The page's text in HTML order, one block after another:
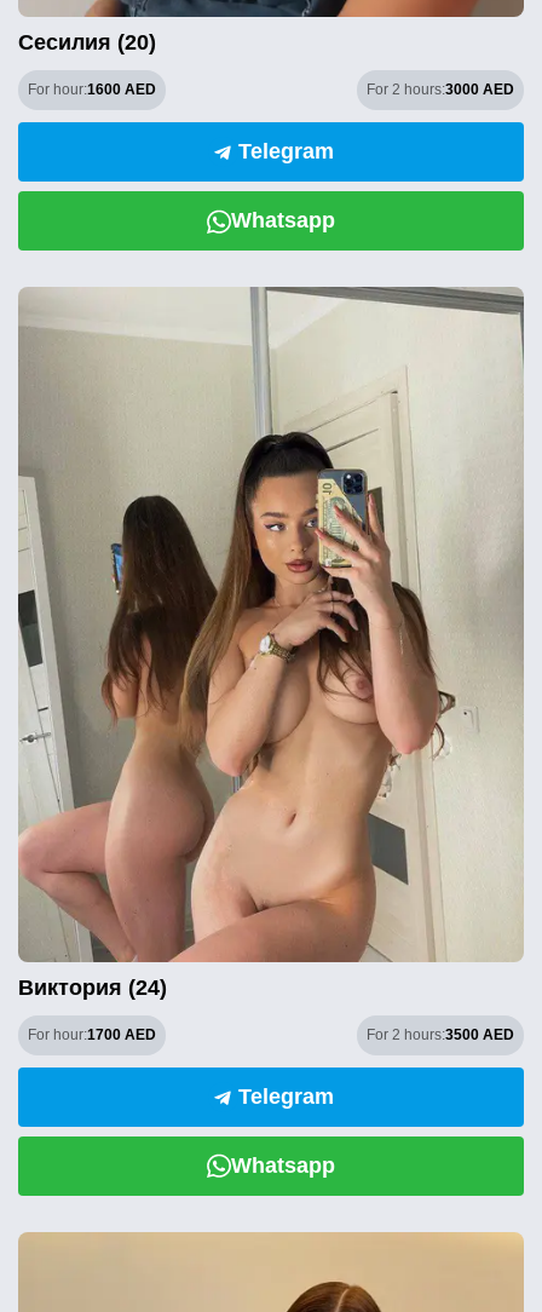
Сесилия (20)
For hour:1600 AED For 2 hours:3000 AED
Telegram
Whatsapp
Виктория (24)
For hour:1700 AED For 2 hours:3500 AED
Telegram
Whatsapp